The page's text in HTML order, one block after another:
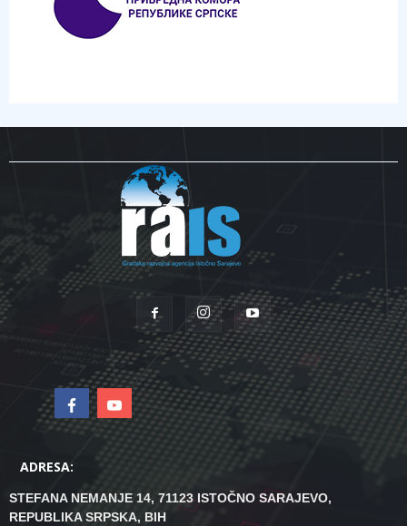
ADRESA:
STEFANA NEMANJE 14, 71123 ISTOČNO SARAJEVO,
REPUBLIKA SRPSKA, BIH